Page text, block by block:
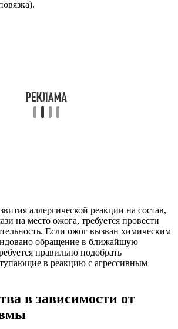
аллергической реакции на состав,
на место ожога, требуется провести
Если ожог вызван химическим
обращение в ближайшую
правильно подобрать
в реакцию с агрессивным
в зависимости от